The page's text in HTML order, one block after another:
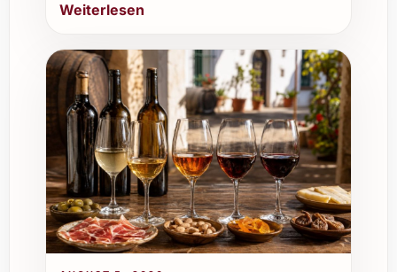
Ja, für den kurzfristigen Genuss empfiehlt
8-10 °C, vor dem Servieren aber um ein
paar Grad ansteigen lassen.
Individuelle
Verwendungsmöglichkeiten &
Vorteile
Ob privat oder beruflich – der Herència Altés
Weiterlesen